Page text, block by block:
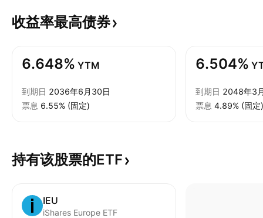
收益率最高债券
6.648% YTM
到期日 2036年6月30日
票息 6.55% (固定)
6.504%
到期日 2048年3
票息 4.89% (固定)
持有该股票的ETF
IEU
iShares Europe ETF